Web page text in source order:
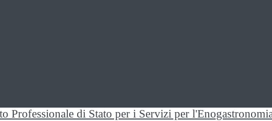
Professionale di Stato per i Servizi per